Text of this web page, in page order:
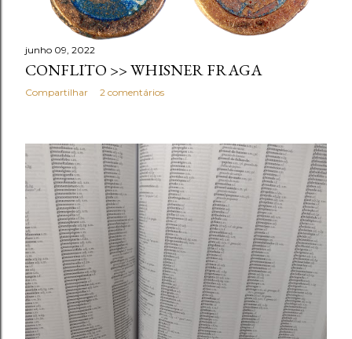
junho 09, 2022
CONFLITO >> WHISNER FRAGA
Compartilhar 2 comentários